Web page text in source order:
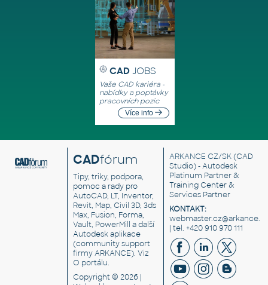
CAD JOBS
Vaše CAD kariéra -
nabídky a poptávky
pracovních pozic
Více info
CADfórum
Tipy, triky, podpora,
pomoc a rady pro
AutoCAD, LT, Inventor,
Revit, Map, Civil 3D, 3ds
Max, Fusion, Forma,
Vault, PowerMill a další
Autodesk aplikace
(community support
firmy ARKANCE). Viz
O portálu.
Copyright © 2026 |
ARKANCE CZ/SK(CAD
Studio) - Autodesk
Platinum Partner &
Training Center &
Services Partner
KONTAKT:
| tel. +420 910 970 111